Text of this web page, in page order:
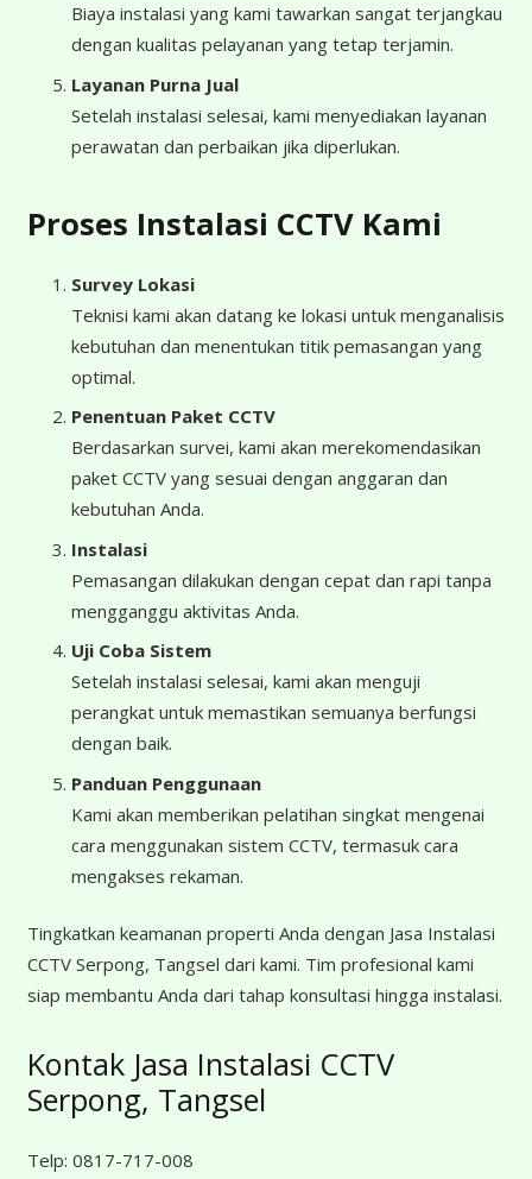
Biaya instalasi yang kami tawarkan sangat terjangkau
dengan kualitas pelayanan yang tetap terjamin.
Layanan Purna Jual
Setelah instalasi selesai, kami menyediakan layanan
perawatan dan perbaikan jika diperlukan.
Proses Instalasi CCTV Kami
Survey Lokasi
Teknisi kami akan datang ke lokasi untuk menganalisis
kebutuhan dan menentukan titik pemasangan yang
optimal.
Penentuan Paket CCTV
Berdasarkan survei, kami akan merekomendasikan
paket CCTV yang sesuai dengan anggaran dan
kebutuhan Anda.
Instalasi
Pemasangan dilakukan dengan cepat dan rapi tanpa
mengganggu aktivitas Anda.
Uji Coba Sistem
Setelah instalasi selesai, kami akan menguji
perangkat untuk memastikan semuanya berfungsi
dengan baik.
Panduan Penggunaan
Kami akan memberikan pelatihan singkat mengenai
cara menggunakan sistem CCTV, termasuk cara
mengakses rekaman.
Tingkatkan keamanan properti Anda dengan Jasa Instalasi
CCTV Serpong, Tangsel dari kami. Tim profesional kami
siap membantu Anda dari tahap konsultasi hingga instalasi.
Kontak Jasa Instalasi CCTV
Serpong, Tangsel
Telp: 0817-717-008